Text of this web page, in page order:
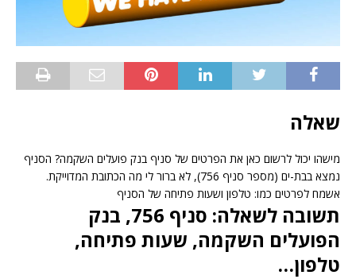
שאלה
מישהו יכול לרשום כאן את הפרטים של סניף בנק פועלים השקמה? הסניף
נמצא בבת-ים (מספר סניף 756), לא ברור לי מה הכתובת המדוייקת.
אשמח לפרטים כמו: טלפון ושעות פתיחה של הסניף
תשובה לשאלה: סניף 756, בנק
הפועלים השקמה, שעות פתיחה,
טלפון…